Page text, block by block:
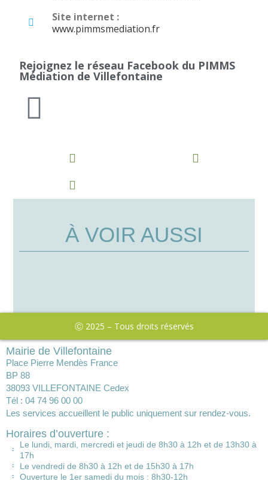
Site internet :
www.pimmsmediation.fr
Rejoignez le réseau Facebook du PIMMS
Médiation de Villefontaine
À VOIR AUSSI
Ⓒ 2025 – Tous droits réservés
Mairie de Villefontaine
Place Pierre Mendès France
BP 88
38093 VILLEFONTAINE Cedex
Tél : 04 74 96 00 00
Les services accueillent le public uniquement sur rendez-vous.
Horaires d’ouverture :
Le lundi, mardi, mercredi et jeudi de 8h30 à 12h et de 13h30 à
17h
Le vendredi de 8h30 à 12h et de 15h30 à 17h
Ouverture le 1er samedi du mois : 8h30-12h